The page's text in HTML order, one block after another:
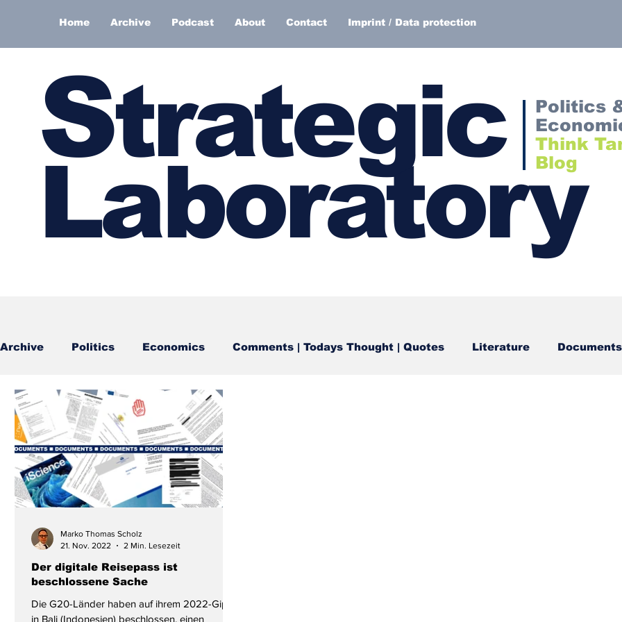
Home Archive Podcast About Contact Imprint / Data protection
Strategic
Laboratory
Politics
Think
Blog
Archive Politics Economics Comments | Todays Thought | Quotes Literature Documents
Der digitale Reisepass ist
beschlossene Sache
Die G20-Länder haben auf ihrem 2022-Gipfel
in Bali (Indonesien) beschlossen, einen
Marko Thomas Scholz
21. Nov. 2022
2 Min. Lesezeit